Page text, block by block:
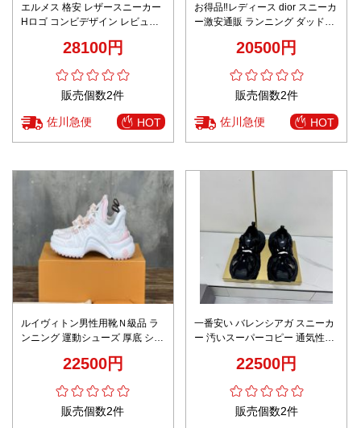
エルメス 格安 レザースニーカー
Hロゴ コンビデザイン レビュー
28100円
販売個数2件
佐川急便 HOT
お得品‼レディース dior スニーカ
ー激安通販 ランニング ダッドス
歩きやすい ホワイト
20500円
販売個数2件
佐川急便 HOT
ルイヴィトン男性用靴Ｎ級品 ラ
ンニング 運動シューズ 厚底 シン
22500円
販売個数2件
一番安い バレンシアガ スニーカ
ー 汚いスーパーコピー 通気性い
22500円
販売個数2件